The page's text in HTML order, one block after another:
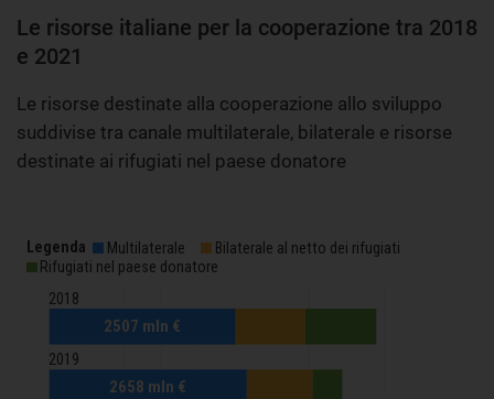
Le risorse italiane per la cooperazione tra 2018
e 2021
Le risorse destinate alla cooperazione allo sviluppo
suddivise tra canale multilaterale, bilaterale e risorse
destinate ai rifugiati nel paese donatore